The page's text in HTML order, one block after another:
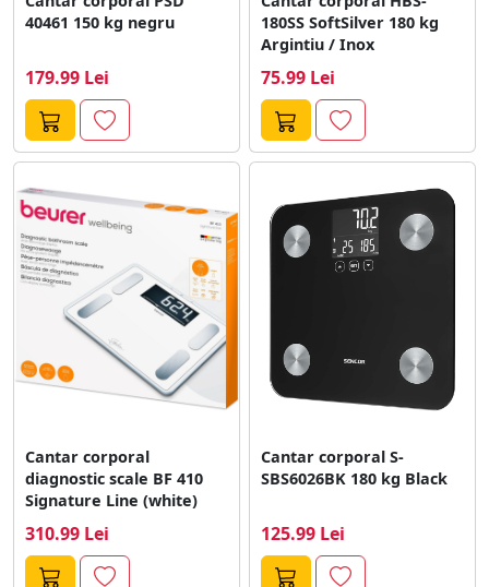
40461 150 kg negru
179.99 Lei
180SS SoftSilver 180 kg
Argintiu / Inox
75.99 Lei
Cantar corporal
diagnostic scale BF 410
Signature Line (white)
310.99 Lei
Cantar corporal S-
SBS6026BK 180 kg Black
125.99 Lei